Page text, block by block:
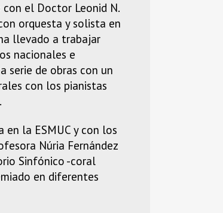
el Doctor Leonid N.
orquesta y solista en
llevado a trabajar
nacionales e
serie de obras con un
con los pianistas
la ESMUC y con los
Núria Fernández
Sinfónico -coral
en diferentes